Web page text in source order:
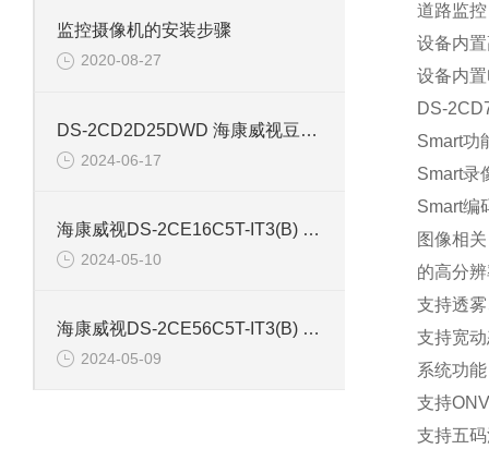
监控摄像机的安装步骤
2020-08-27
DS-2CD2D25DWD 海康威视豆干型小孔摄像机
2024-06-17
海康威视DS-2CE16C5T-IT3(B) 130万红外防水同轴摄像机
2024-05-10
海康威视DS-2CE56C5T-IT3(B) 130万像素红外半球摄像机
2024-05-09
道路监
设备内
设备内
DS-
Smart功
Smart录
Smart编
图像相关
的高分
支持透
支持宽
系统功能
支持
支持五